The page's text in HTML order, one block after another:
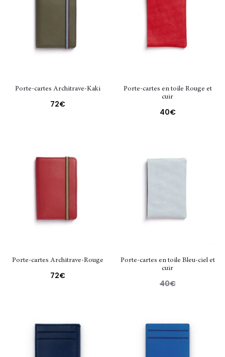
Porte-cartes Architrave-Kaki
72€
Porte-cartes en toile Rouge et
cuir
40€
Porte-cartes Architrave-Rouge
72€
Porte-cartes en toile Bleu-ciel et
cuir
40€